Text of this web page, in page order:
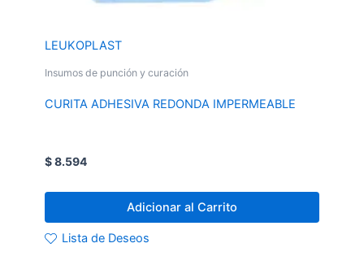
LEUKOPLAST
Insumos de punción y curación
CURITA ADHESIVA REDONDA IMPERMEABLE
$8.594
Adicionar al Carrito
Lista de Deseos